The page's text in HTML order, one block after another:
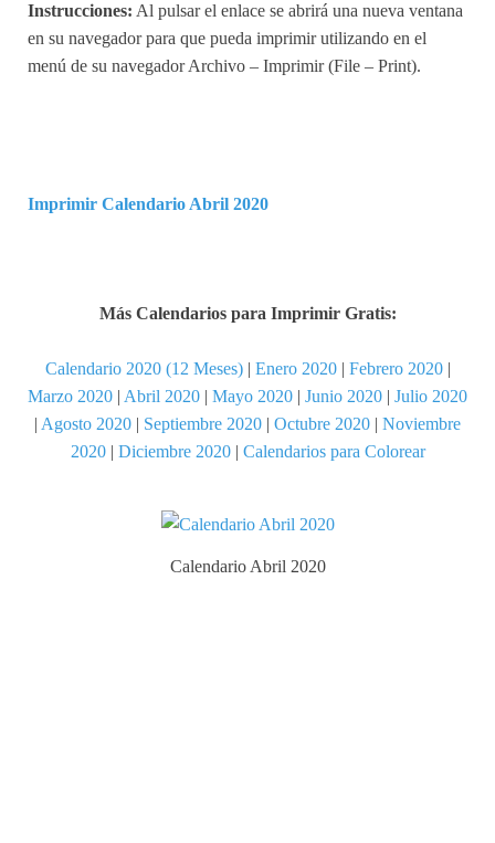
Instrucciones: Al pulsar el enlace se abrirá una nueva ventana
en su navegador para que pueda imprimir utilizando en el
menú de su navegador Archivo – Imprimir (File – Print).
Imprimir Calendario Abril 2020
Más Calendarios para Imprimir Gratis:
Calendario 2020 (12 Meses)| Enero 2020| Febrero 2020|
Marzo 2020 | Abril 2020 | Mayo 2020 | Junio 2020 | Julio 2020
| Agosto 2020 | Septiembre 2020 | Octubre 2020 | Noviembre
2020| Diciembre 2020| Calendarios para Colorear
Calendario Abril 2020